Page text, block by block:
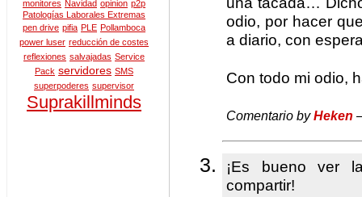
monitores Navidad opinion p2p
Patologías Laborales Extremas
pen drive pifia PLE Pollamboca
power luser reducción de costes
reflexiones salvajadas Service
Pack servidores SMS
superpoderes supervisor
Suprakillminds
odio, por hacer
a diario, con
Con todo mi odio,
Comentario byHeken
¡Es bueno ver
compartir!